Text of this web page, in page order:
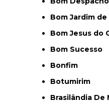
Bom Jardim
Bom Jesus do
Bom Sucesso
Bonfim
Botumirim
Brasilândia De